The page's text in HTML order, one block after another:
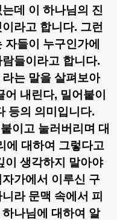
데 이 하나님의 진
라고 합니다. 그런
들이 누구인가에
들이라고 합니다.
는 말을 살펴보아
어 내린다, 밀어붙이
등의 의미입니다.
이고 눌러버리며 대
에 대하여 그렇다고
이 생각하지 말아야
가에서 이루신 구
라 문맥 속에서 피
나님에 대하여 알